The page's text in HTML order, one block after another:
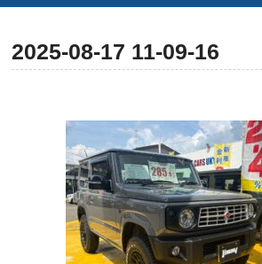
2025-08-17 11-09-16